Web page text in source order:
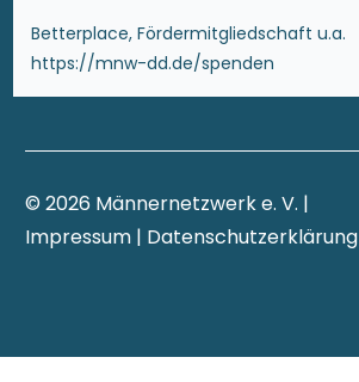
Betterplace, Fördermitgliedschaft u.a.
https://mnw-dd.de/spenden
© 2026 Männernetzwerk e. V. |
Impressum | Datenschutzerklärung